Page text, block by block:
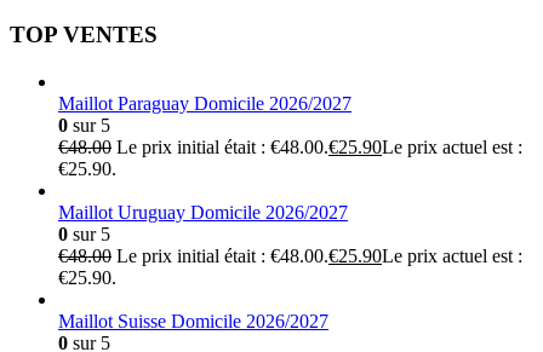
TOP VENTES
Maillot Paraguay Domicile 2026/2027
0 sur 5
€48.00 Le prix initial était : €48.00.€25.90Le prix actuel est :
€25.90.
Maillot Uruguay Domicile 2026/2027
0 sur 5
€48.00 Le prix initial était : €48.00.€25.90Le prix actuel est :
€25.90.
Maillot Suisse Domicile 2026/2027
0 sur 5